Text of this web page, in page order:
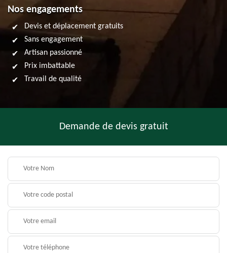
Nos engagements
Devis et déplacement gratuits
Sans engagement
Artisan passionné
Prix imbattable
Travail de qualité
Demande de devis gratuit